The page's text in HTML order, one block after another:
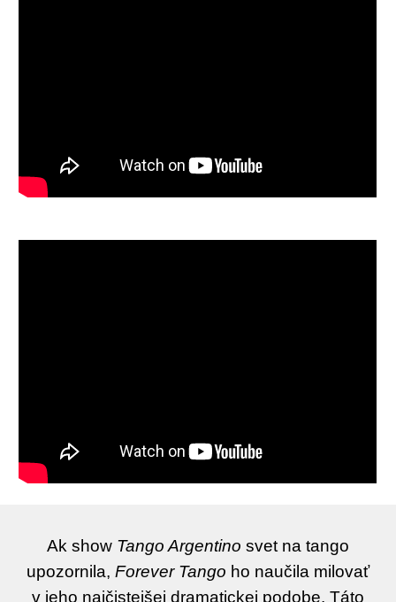
Ak show Tango Argentino svet na tango
upozornila, Forever Tango ho naučila milovať
v jeho najčistejšej dramatickej podobe. Táto